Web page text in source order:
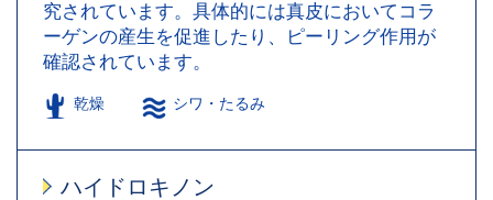
究されています。具体的には真皮においてコラ
ーゲンの産生を促進したり、ピーリング作用が
確認されています。
乾燥 シワ・たるみ
ハイドロキノン